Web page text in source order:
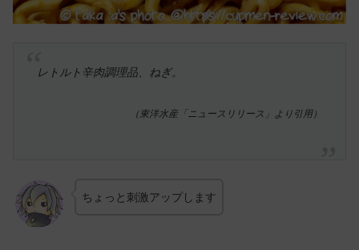
レトルト辛肉調理品、ねぎ。
（東洋水産「ニュースリリース」より引用）
ちょっと刺激アップします